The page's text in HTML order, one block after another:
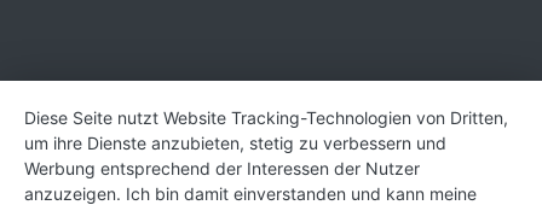
Diese Seite nutzt Website Tracking-Technologien von Dritten,
um ihre Dienste anzubieten, stetig zu verbessern und
Werbung entsprechend der Interessen der Nutzer
anzuzeigen. Ich bin damit einverstanden und kann meine